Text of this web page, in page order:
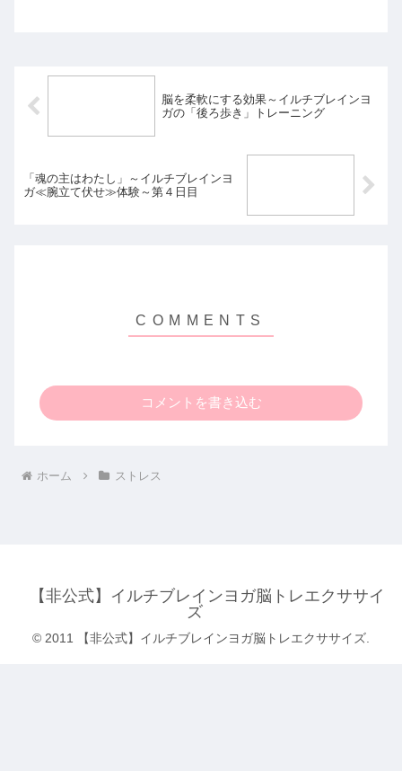
脳を柔軟にする効果～イルチブレインヨ
ガの「後ろ歩き」トレーニング
「魂の主はわたし」～イルチブレインヨ
ガ≪腕立て伏せ≫体験～第４日目
コメントを書き込む
ホーム ストレス
【非公式】イルチブレインヨガ脳トレエクササイ
ズ
© 2011 【非公式】イルチブレインヨガ脳トレエクササイズ.